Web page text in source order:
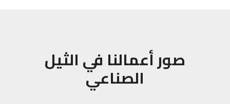
صور أعمالنا في الثيل
الصناعي